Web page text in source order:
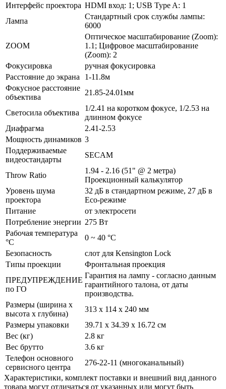
Интерфейс проектора HDMI вход: 1; USB Type A: 1
Лампа
Стандартный срок службы лампы:
6000
ZOOM
Оптическое масштабирование (Zoom):
1.1; Цифровое масштабирование
(Zoom): 2
Фокусировка
ручная фокусировка
Расстояние до экрана
1-11.8м
Фокусное расстояние
объектива
21.85-24.01мм
Светосила объектива
1/­2.41 на коротком фокусе, 1/­2.53 на
длинном фокусе
Диафрагма
2.41-2.53
Мощность динамиков 3
Поддерживаемые
видеостандарты
SECAM
Throw Ratio
1.94 - 2.16 (51" @ 2 метра)
Проекционный калькулятор
Уровень шума
проектора
32 дБ в стандартном режиме, 27 дБ в
Eco-режиме
Питание
от электросети
Потребление энергии 275 Вт
Рабочая температура
°С
0 ~ 40 °C
Безопасность
слот для Kensington Lock
Типы проекции
Фронтальная проекция
ПРЕДУПРЕЖДЕНИЕ
по ГО
Гарантия на лампу - согласно данным
гарантийного талона, от даты
производства.
Размеры (ширина х
высота х глубина)
313 x 114 x 240 мм
Размеры упаковки
39.71 x 34.39 x 16.72 см
Вес (кг)
2.8 кг
Вес брутто
3.6 кг
Телефон основного
сервисного центра
276-22-11 (многоканальный)
Xарактеристики, комплект поставки и внешний вид данного
товара могут отличаться от указанных или могут быть